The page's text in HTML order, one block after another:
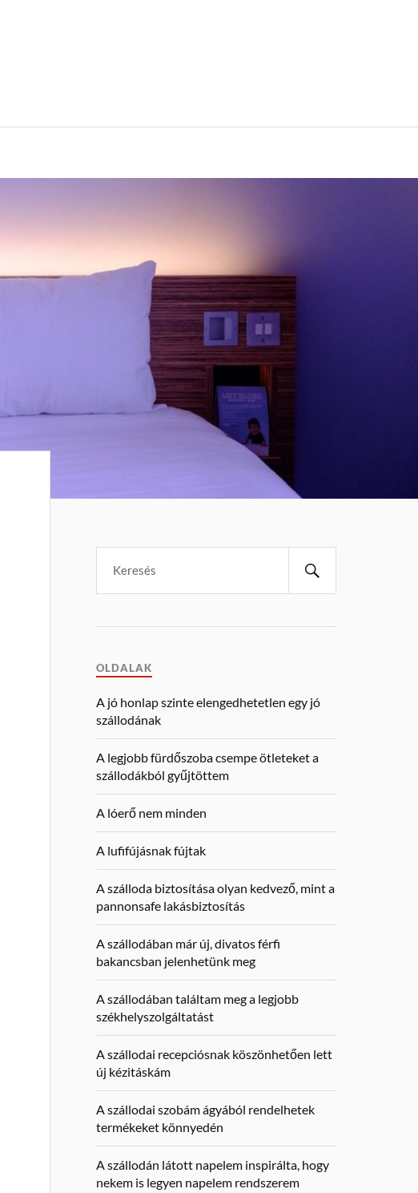
OLDALAK
A jó honlap szinte elengedhetetlen egy jó
szállodának
A legjobb fürdőszoba csempe ötleteket a
szállodákból gyűjtöttem
A lóerő nem minden
A lufifújásnak fújtak
A szálloda biztosítása olyan kedvező, mint a
pannonsafe lakásbiztosítás
A szállodában már új, divatos férfi
bakancsban jelenhetünk meg
A szállodában találtam meg a legjobb
székhelyszolgáltatást
A szállodai recepciósnak köszönhetően lett
új kézitáskám
A szállodai szobám ágyából rendelhetek
termékeket könnyedén
A szállodán látott napelem inspirálta, hogy
nekem is legyen napelem rendszerem